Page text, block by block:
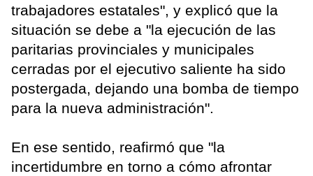
trabajadores estatales", y explicó que la
situación se debe a "la ejecución de las
paritarias provinciales y municipales
cerradas por el ejecutivo saliente ha sido
postergada, dejando una bomba de tiempo
para la nueva administración".
En ese sentido, reafirmó que "la
incertidumbre en torno a cómo afrontar